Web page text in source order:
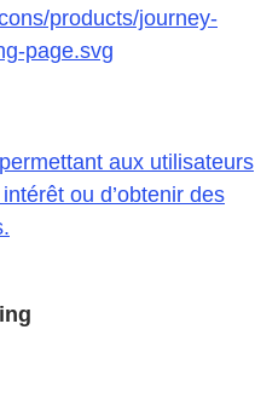
products/journey-
page.svg
aux utilisateurs
ou d’obtenir des